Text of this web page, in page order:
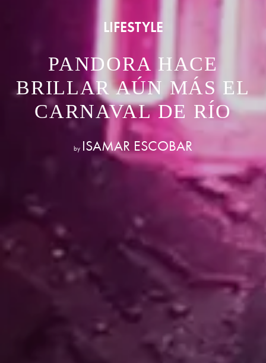
LIFESTYLE
PANDORA HACE
BRILLAR AÚN MÁS EL
CARNAVAL DE RÍO
by ISAMAR ESCOBAR